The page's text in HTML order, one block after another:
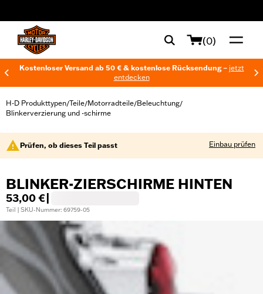
(0)
Kostenloser Versand ab 50 € & kostenlose Rücksendung – jetzt
entdecken
H-D Produkttypen/Teile/Motorradteile/Beleuchtung/
Blinkerverzierung und -schirme
Prüfen, ob dieses Teil passt Einbau prüfen
BLINKER-ZIERSCHIRME HINTEN
53,00 €
Teil | SKU-Nummer: 69759-05